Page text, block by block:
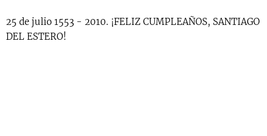
25 de julio 1553 - 2010. ¡FELIZ CUMPLEAÑOS, SANTIAGO
DEL ESTERO!